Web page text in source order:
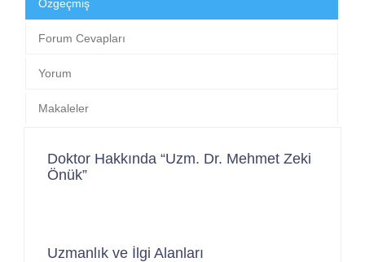
Özgeçmiş
Forum Cevapları
Yorum
Makaleler
Doktor Hakkında “Uzm. Dr. Mehmet Zeki
Önük”
Uzmanlık ve İlgi Alanları